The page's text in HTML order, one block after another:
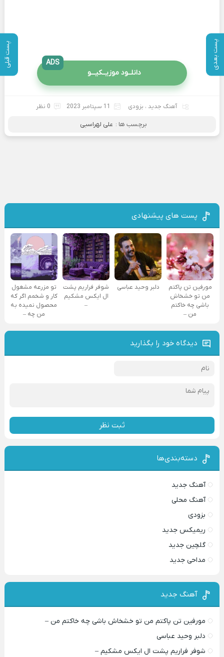
پست بعدی پست قبلی
دانلــود موزیــکیـــو
ADS
آهنگ جدید ، بزودی 11 سپتامبر 2023 0 نظر
برچسب ها : علی لهراسبی
پست های پیشنهادی
مورفین تن پاکتم
من تو خشخاش
باشی چه خاکتم
من –
دلبر وحید عباسی
شوفر فراریم پشت
ال ایکس مشکیم
–
تو مزرعه مشغول
کار و شخمم اگر که
محصول نمیده به
من چه –
دیدگاه خود را بگذارید
ثبت نظر
دسته‌بندی‌ها
آهنگ جدید
آهنگ محلی
بزودی
ریمیکس جدید
گلچین جدید
مداحی جدید
آهنگ جدید
مورفین تن پاکتم من تو خشخاش باشی چه خاکتم من –
دلبر وحید عباسی
شوفر فراریم پشت ال ایکس مشکیم –